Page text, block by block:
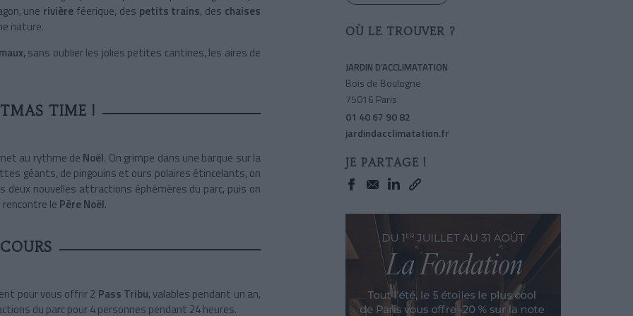
une rivière féerique, des petits trains, des chaises
nature.
, sans oublier les jolies petites cantines, les aires de
TIME !
au rythme de Noël. On grimpe dans une barque sur la
géants, de pingouins et ours polaires étincelants, on
deux nouvelles attractions éphémères du parc, puis on
rencontre le Père Noël.
pour vous offrir 2 Pass Tribu, valables pendant un an,
du parc pour 4 personnes pendant 24 heures.
OÙ LE TROUVER ?
JARDIN D’ACCLIMATATION
Bois de Boulogne
75016 Paris
01 40 67 90 82
jardindacclimatation.fr
JE PARTAGE !